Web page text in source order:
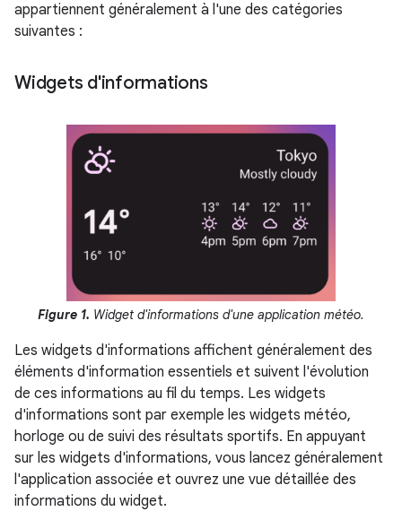
appartiennent généralement à l'une des catégories
suivantes :
Widgets d'informations
Figure 1. Widget d'informations d'une application météo.
Les widgets d'informations affichent généralement des
éléments d'information essentiels et suivent l'évolution
de ces informations au fil du temps. Les widgets
d'informations sont par exemple les widgets météo,
horloge ou de suivi des résultats sportifs. En appuyant
sur les widgets d'informations, vous lancez généralement
l'application associée et ouvrez une vue détaillée des
informations du widget.